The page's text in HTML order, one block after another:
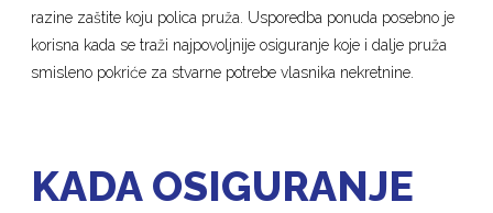
razine zaštite koju polica pruža. Usporedba ponuda posebno je
korisna kada se traži najpovoljnije osiguranje koje i dalje pruža
smisleno pokriće za stvarne potrebe vlasnika nekretnine.
KADA OSIGURANJE